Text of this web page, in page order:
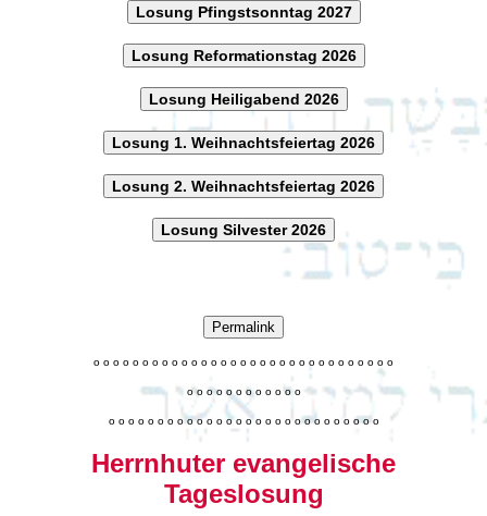
Losung Pfingstsonntag 2027
Losung Reformationstag 2026
Losung Heiligabend 2026
Losung 1. Weihnachtsfeiertag 2026
Losung 2. Weihnachtsfeiertag 2026
Losung Silvester 2026
Permalink
o o o o o o o o o o o o o o o o o o o o o o o o o o o o o o o
o o o o o o o o o o o o
o o o o o o o o o o o o o o o o o o o o o o o o o o o o
Herrnhuter evangelische
Tageslosung